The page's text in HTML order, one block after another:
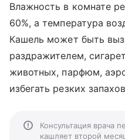
Влажность в комнате
60%, а температура
Кашель может быть
раздражителем,
животных, парфюм,
избегать резких
Консультация врача
кашляет второй